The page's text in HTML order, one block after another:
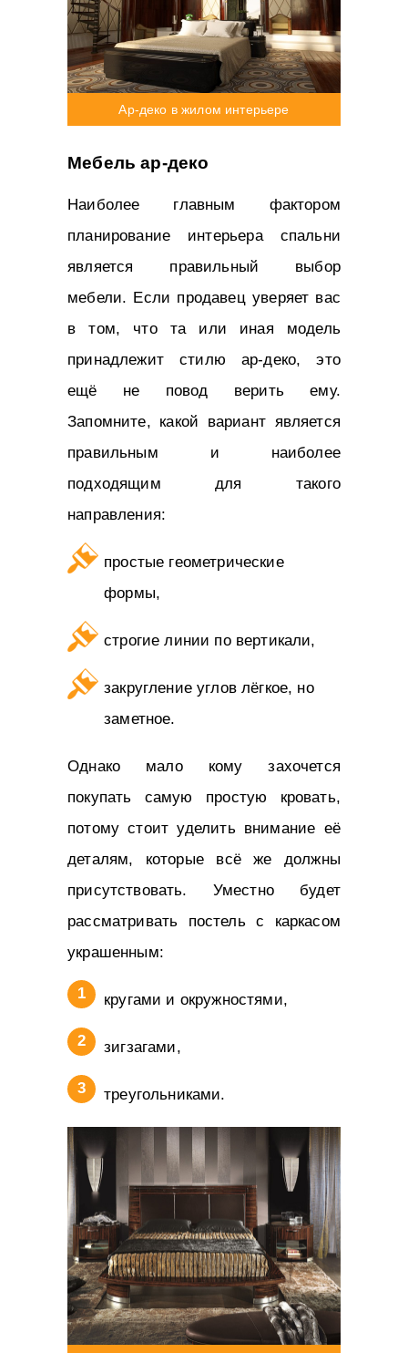
Ар-деко в жилом интерьере
Мебель ар-деко
Наиболее главным фактором
планирование интерьера спальни
является правильный выбор
мебели. Если продавец уверяет вас
в том, что та или иная модель
принадлежит стилю ар-деко, это
ещё не повод верить ему.
Запомните, какой вариант является
правильным и наиболее
подходящим для такого
направления:
простые геометрические
формы,
строгие линии по вертикали,
закругление углов лёгкое, но
заметное.
Однако мало кому захочется
покупать самую простую кровать,
потому стоит уделить внимание её
деталям, которые всё же должны
присутствовать. Уместно будет
рассматривать постель с каркасом
украшенным:
кругами и окружностями,
зигзагами,
треугольниками.